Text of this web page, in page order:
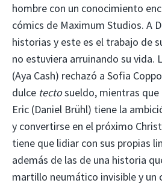
hombre con un conocimiento
cómics de Maximum Studios. A
historias y este es el trabajo de
no estuviera arruinando su vida.
(Aya Cash) rechazó a Sofia
dulce tectosueldo, mientras
Eric (Daniel Brühl) tiene la
y convertirse en el próximo
tiene que lidiar con sus propias
además de las de una historia
martillo neumático invisible y un